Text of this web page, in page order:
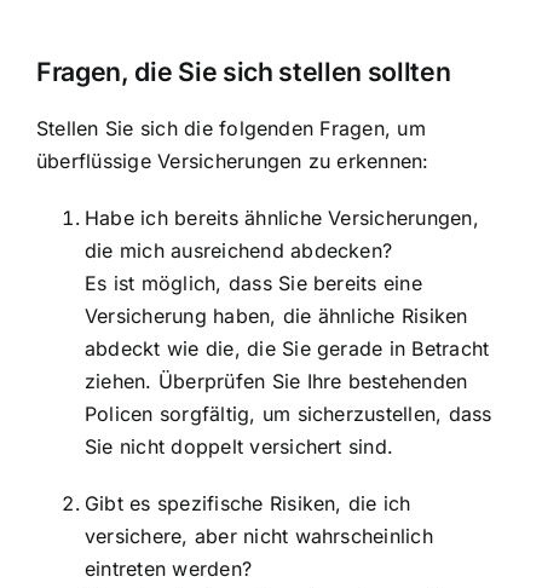
Fragen, die Sie sich stellen sollten
Stellen Sie sich die folgenden Fragen, um
überflüssige Versicherungen zu erkennen:
Habe ich bereits ähnliche Versicherungen,
die mich ausreichend abdecken?
Es ist möglich, dass Sie bereits eine
Versicherung haben, die ähnliche Risiken
abdeckt wie die, die Sie gerade in Betracht
ziehen. Überprüfen Sie Ihre bestehenden
Policen sorgfältig, um sicherzustellen, dass
Sie nicht doppelt versichert sind.
Gibt es spezifische Risiken, die ich
versichere, aber nicht wahrscheinlich
eintreten werden?